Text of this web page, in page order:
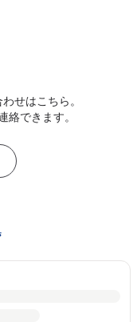
せはこちら。
絡できます。